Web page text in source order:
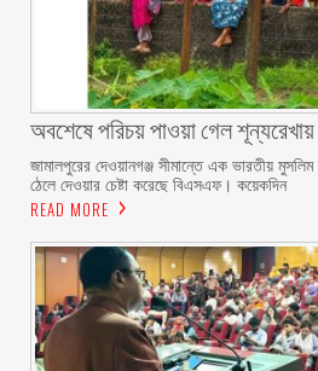
অবশেষে পরিচয় পাওয়া গেল
জামালপুরের দেওয়ানগঞ্জ সীমান্তে এক ভারতীয়
ঠেলে দেওয়ার চেষ্টা করেছে বিএসএফ। কয়েকদিন
READ MORE